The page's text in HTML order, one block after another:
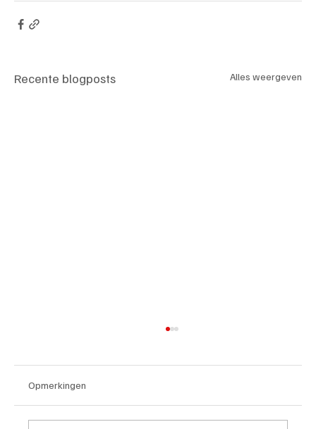
Recente blogposts Alles weergeven
Opmerkingen